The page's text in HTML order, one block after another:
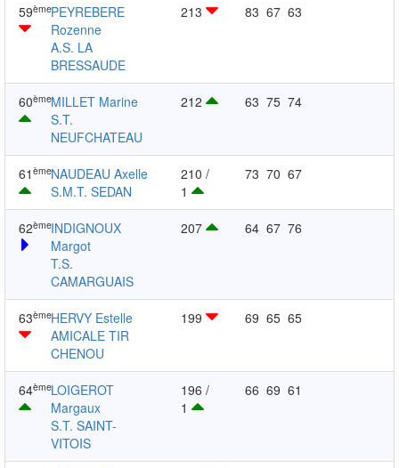
59èmePEYREBERE
Rozenne
A.S. LA
BRESSAUDE
213 83 67 63
60èmeMILLET Marine
S.T.
NEUFCHATEAU
212 63 75 74
61 èmeNAUDEAU Axelle
S.M.T. SEDAN
210 /
1
73 70 67
62èmeINDIGNOUX
Margot
T.S.
CAMARGUAIS
207 64 67 76
63èmeHERVY Estelle
AMICALE TIR
CHENOU
199 69 65 65
64èmeLOIGEROT
Margaux
S.T. SAINT-
VITOIS
196 /
1
66 69 61